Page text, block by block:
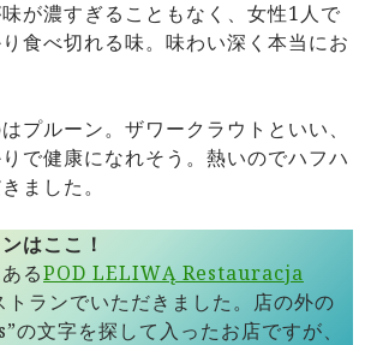
が濃すぎることもなく、女性1人で
食べ切れる味。味わい深く本当にお
プルーン。ザワークラウトといい、
で健康になれそう。熱いのでハフハ
ました。
はここ！
るPOD LELIWĄ Restauracja
トランでいただきました。店の外の
の文字を探して入ったお店ですが、